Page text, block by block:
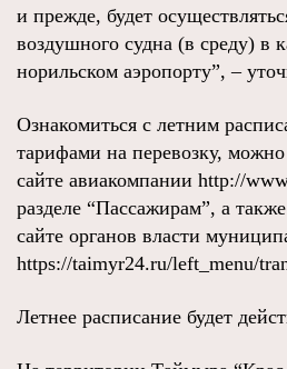
и прежде, будет
воздушного судна (в среду) в
норильском аэропорту”, –
Ознакомиться с летним
тарифами на перевозку,
сайте авиакомпании http://
разделе “Пассажирам”, а
сайте органов власти
https://taimyr24.ru/left_menu/
Летнее расписание будет